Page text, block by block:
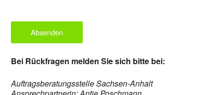
Absenden
Bei Rückfragen melden Sie sich bitte bei:
Auftragsberatungsstelle Sachsen-Anhalt